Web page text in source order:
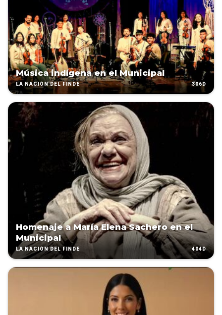
Música indígena en el Municipal
LA NACIÓN DEL FINDE 306D
Homenaje a María Elena Sachero en el
Municipal
LA NACIÓN DEL FINDE 404D